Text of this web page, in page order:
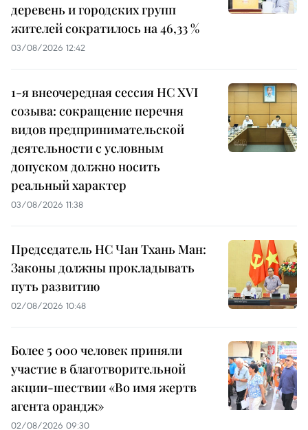
деревень и городских групп
жителей сократилось на 46,33 %
03/08/2026 12:42
1-я внеочередная сессия НС XVI
созыва: сокращение перечня
видов предпринимательской
деятельности с условным
допуском должно носить
реальный характер
03/08/2026 11:38
Председатель НС Чан Тхань Ман:
Законы должны прокладывать
путь развитию
02/08/2026 10:48
Более 5 000 человек приняли
участие в благотворительной
акции-шествии «Во имя жертв
агента орандж»
02/08/2026 09:30